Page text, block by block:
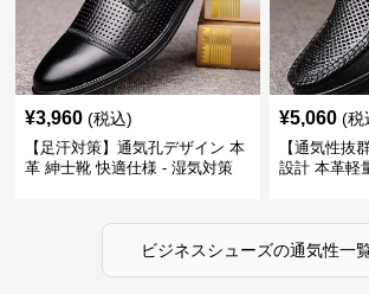
¥3,960 (税込)
【足汗対策】通気孔デザイン 本
革 紳士靴 快適仕様 - 湿気対策
¥5,060 (税
【通気性抜
設計 本革軽
ビジネスシューズの通気性一